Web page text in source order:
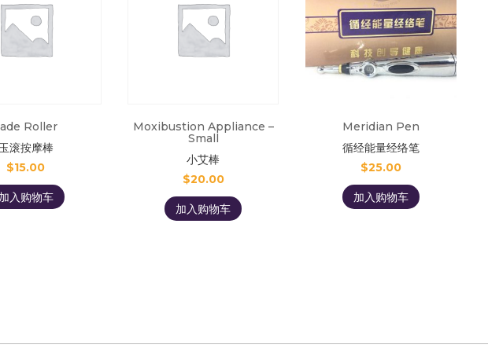
Roller
滚按摩棒
$15.00
入购物车
Moxibustion Appliance –
Small
小艾棒
$20.00
加入购物车
Meridian Pen
循经能量经络笔
$25.00
加入购物车